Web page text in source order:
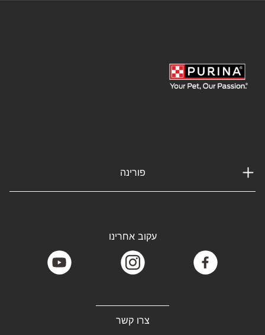
פורינה
צרו קשר
עקוב אחרינו
facebook
instagram
youtube